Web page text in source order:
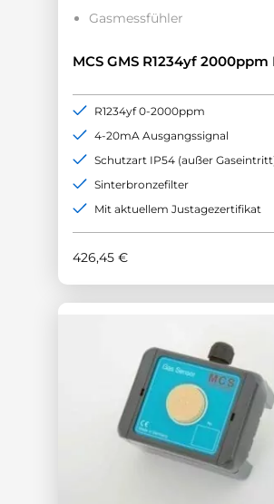
Gasmessfühler
MCS GMS R1234yf 2000ppm
426,45 €
R1234yf 0-2000ppm
4-20mA Ausgangssignal
Schutzart IP54 (außer
Sinterbronzefilter
Mit aktuellem Justagezertifikat